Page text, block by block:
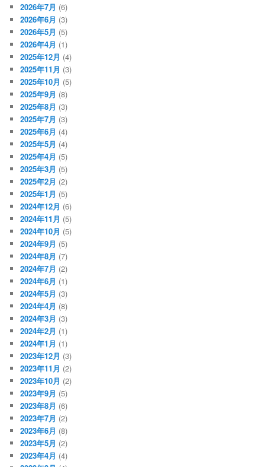
2026年7月 (6)
2026年6月 (3)
2026年5月 (5)
2026年4月 (1)
2025年12月 (4)
2025年11月 (3)
2025年10月 (5)
2025年9月 (8)
2025年8月 (3)
2025年7月 (3)
2025年6月 (4)
2025年5月 (4)
2025年4月 (5)
2025年3月 (5)
2025年2月 (2)
2025年1月 (5)
2024年12月 (6)
2024年11月 (5)
2024年10月 (5)
2024年9月 (5)
2024年8月 (7)
2024年7月 (2)
2024年6月 (1)
2024年5月 (3)
2024年4月 (8)
2024年3月 (3)
2024年2月 (1)
2024年1月 (1)
2023年12月 (3)
2023年11月 (2)
2023年10月 (2)
2023年9月 (5)
2023年8月 (6)
2023年7月 (2)
2023年6月 (8)
2023年5月 (2)
2023年4月 (4)